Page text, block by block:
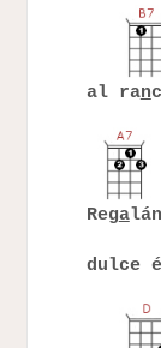
al ran
Rega
dulce